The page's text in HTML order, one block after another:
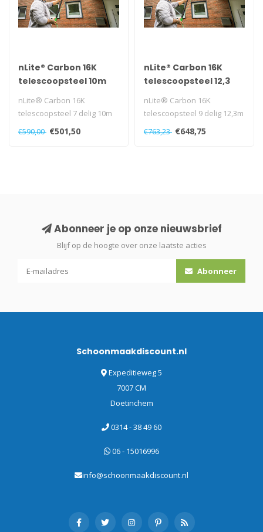
nLite® Carbon 16K
telescoopsteel 10m
nLite® Carbon 16K
telescoopsteel 7 delig 10m
€590,00 €501,50
nLite® Carbon 16K
telescoopsteel 12,3
nLite® Carbon 16K
telescoopsteel 9 delig 12,3m
€763,23 €648,75
Abonneer je op onze nieuwsbrief
Blijf op de hoogte over onze laatste acties
Abonneer
Schoonmaakdiscount.nl
Expeditieweg 5
7007 CM
Doetinchem
0314 - 38 49 60
06 - 15016996
info@schoonmaakdiscount.nl